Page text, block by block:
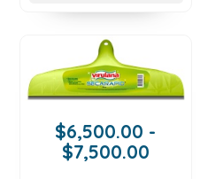
$6,500.00 -
$7,500.00